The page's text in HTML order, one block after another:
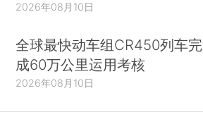
2026年08月10日
全球最快动车组CR450列车完
成60万公里运用考核
2026年08月10日